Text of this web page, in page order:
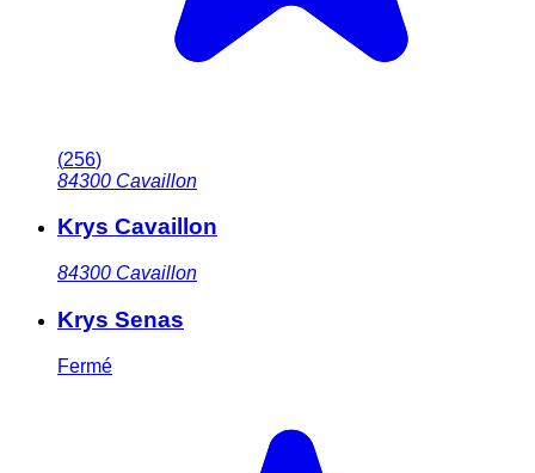
(256)
84300 Cavaillon
Krys Cavaillon
84300 Cavaillon
Krys Senas
Fermé